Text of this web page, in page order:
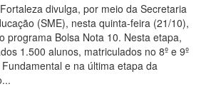
divulga, por meio da Secretaria
(SME), nesta quinta-feira (21/10),
programa Bolsa Nota 10. Nesta etapa,
1.500 alunos, matriculados no 8º e 9º
e na última etapa da